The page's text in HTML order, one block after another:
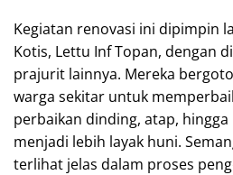
Kegiatan renovasi ini dipimpin
Kotis, Lettu Inf Topan, dengan
prajurit lainnya. Mereka
warga sekitar untuk
perbaikan dinding, atap,
menjadi lebih layak huni.
terlihat jelas dalam proses